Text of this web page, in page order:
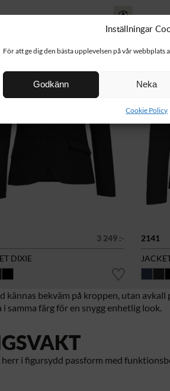
Inställningar
För att ge dig den bästa upplevelsen på vår webbplats
Godkänn Neka
Cookie Policy
3 249 :-
DIXIE
2141
bekväm på kroppen, utan
färg för en snygg enhetlig look.
i figursydd passform med